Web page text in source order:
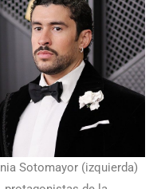
Sotomayor (izquierda)